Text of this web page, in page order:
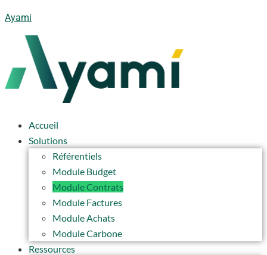
Ayami
Accueil
Solutions
Référentiels
Module Budget
Module Contrats
Module Factures
Module Achats
Module Carbone
Ressources